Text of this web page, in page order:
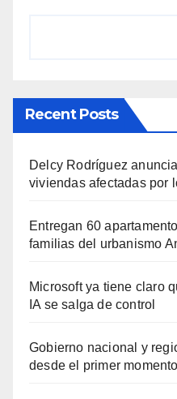
Recent Posts
Delcy Rodríguez
viviendas afectadas por
Entregan 60
familias del urbanismo
Microsoft ya tiene claro
IA se salga de control
Gobierno nacional y
desde el primer